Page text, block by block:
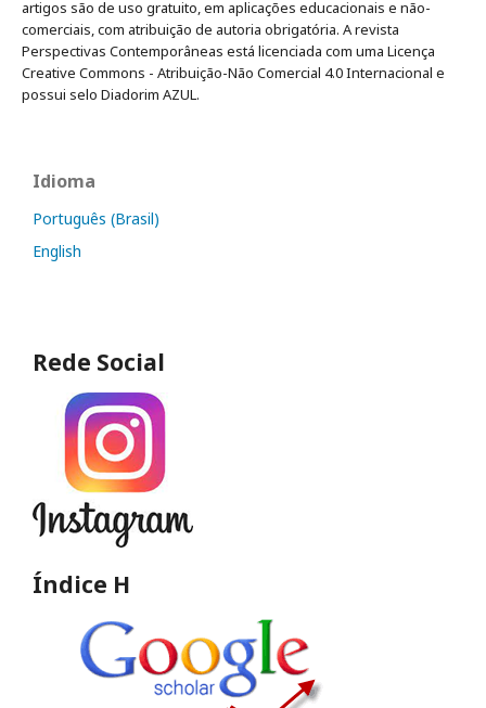
artigos são de uso gratuito, em aplicações educacionais e não-
comerciais, com atribuição de autoria obrigatória. A revista
Perspectivas Contemporâneas está licenciada com uma Licença
Creative Commons - Atribuição-Não Comercial 4.0 Internacional e
possui selo Diadorim AZUL.
Idioma
Português (Brasil)
English
Rede Social
Índice H